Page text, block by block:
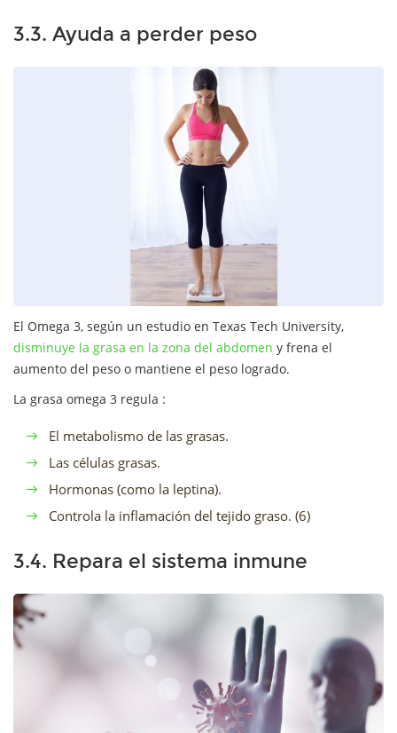
3.3. Ayuda a perder peso
El Omega 3, según un estudio en Texas Tech University,
disminuye la grasa en la zona del abdomen y frena el
aumento del peso o mantiene el peso logrado.
La grasa omega 3 regula :
El metabolismo de las grasas.
Las células grasas.
Hormonas (como la leptina).
Controla la inflamación del tejido graso. (6)
3.4. Repara el sistema inmune